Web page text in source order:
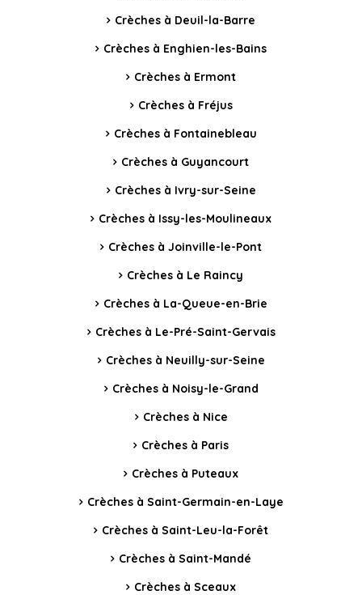
Crèches à Deuil-la-Barre
Crèches à Enghien-les-Bains
Crèches à Ermont
Crèches à Fréjus
Crèches à Fontainebleau
Crèches à Guyancourt
Crèches à Ivry-sur-Seine
Crèches à Issy-les-Moulineaux
Crèches à Joinville-le-Pont
Crèches à Le Raincy
Crèches à La-Queue-en-Brie
Crèches à Le-Pré-Saint-Gervais
Crèches à Neuilly-sur-Seine
Crèches à Noisy-le-Grand
Crèches à Nice
Crèches à Paris
Crèches à Puteaux
Crèches à Saint-Germain-en-Laye
Crèches à Saint-Leu-la-Forêt
Crèches à Saint-Mandé
Crèches à Sceaux